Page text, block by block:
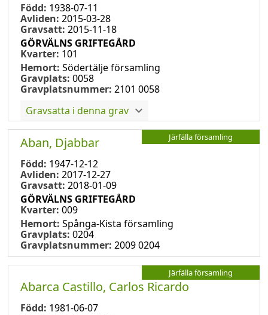
Född: 1938-07-11
Avliden: 2015-03-28
Gravsatt: 2015-11-18
GÖRVÄLNS GRIFTEGÅRD
Kvarter: 101
Hemort: Södertälje församling
Gravplats: 0058
Gravplatsnummer: 2101 0058
Gravsatta i denna grav
Järfälla församling
Aban, Djabbar
Född: 1947-12-12
Avliden: 2017-12-27
Gravsatt: 2018-01-09
GÖRVÄLNS GRIFTEGÅRD
Kvarter: 009
Hemort: Spånga-Kista församling
Gravplats: 0204
Gravplatsnummer: 2009 0204
Järfälla församling
Abarca Castillo, Carlos Ricardo
Född: 1981-06-07